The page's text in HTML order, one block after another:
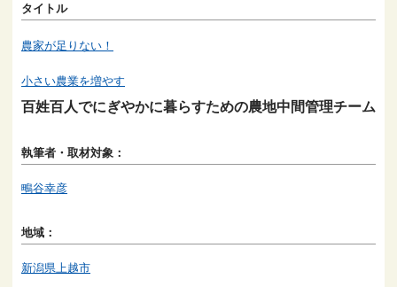
タイトル
農家が足りない！
小さい農業を増やす
百姓百人でにぎやかに暮らすための農地中間管理チーム
執筆者・取材対象：
鴫谷幸彦
地域：
新潟県上越市